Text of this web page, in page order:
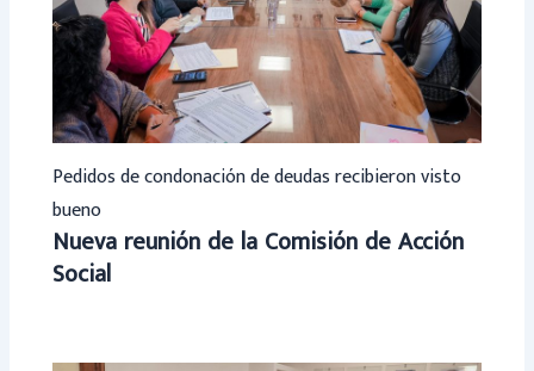
Pedidos de condonación de deudas recibieron visto
bueno
Nueva reunión de la Comisión de Acción
Social